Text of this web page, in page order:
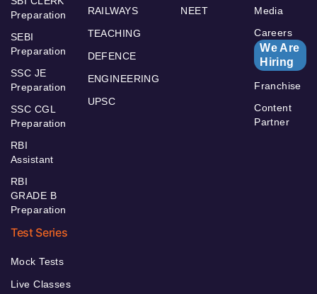
Preparation
SEBI
Preparation
SSC JE
Preparation
SSC CGL
Preparation
RBI
Assistant
RBI
GRADE B
Preparation
RAILWAYS
TEACHING
DEFENCE
ENGINEERING
UPSC
NEET
Media
Careers
We Are
Hiring
Franchise
Content
Partner
Test Series
Mock Tests
Live Classes